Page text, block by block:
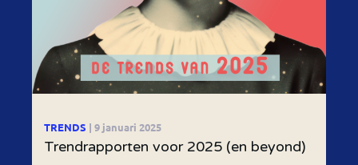
TRENDS | 9 januari 2025
Trendrapporten voor 2025 (en beyond)